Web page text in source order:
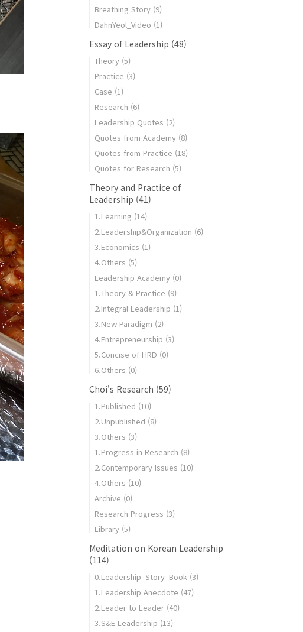
Breathing Story (9)
DahnYeol_Video (1)
Essay of Leadership (48)
Theory (5)
Practice (3)
Case (1)
Research (6)
Leadership Quotes (2)
Quotes from Academy (8)
Quotes from Practice (18)
Quotes for Research (5)
Theory and Practice of
Leadership (41)
1.Learning (14)
2.Leadership&Organization (6)
3.Economics (1)
4.Others (5)
Leadership Academy (0)
1.Theory & Practice (9)
2.Integral Leadership (1)
3.New Paradigm (2)
4.Entrepreneurship (3)
5.Concise of HRD (0)
6.Others (0)
Choi's Research (59)
1.Published (10)
2.Unpublished (8)
3.Others (3)
1.Progress in Research (8)
2.Contemporary Issues (10)
4.Others (10)
Archive (0)
Research Progress (3)
Library (5)
Meditation on Korean Leadership
(114)
0.Leadership_Story_Book (3)
1.Leadership Anecdote (47)
2.Leader to Leader (40)
3.S&E Leadership (13)